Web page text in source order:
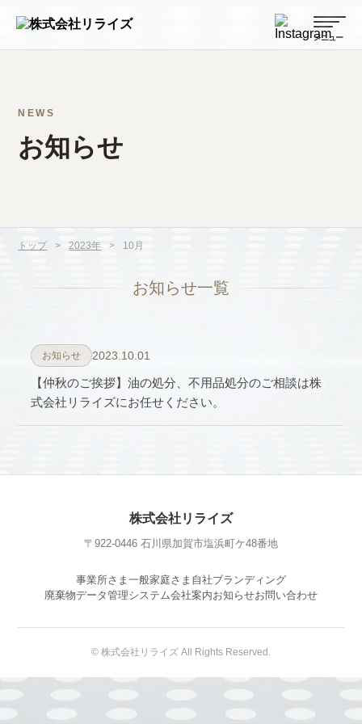
NEWS
お知らせ
トップ > 2023年 > 10月
お知らせ一覧
お知らせ 2023.10.01
【仲秋のご挨拶】油の処分、不用品処分のご相談は株
式会社リライズにお任せください。
株式会社リライズ
〒922-0446 石川県加賀市塩浜町ケ48番地
事業所さま 一般家庭さま 自社ブランディング
廃棄物データ管理システム会社案内お知らせお問い合わせ
© 株式会社リライズ All Rights Reserved.